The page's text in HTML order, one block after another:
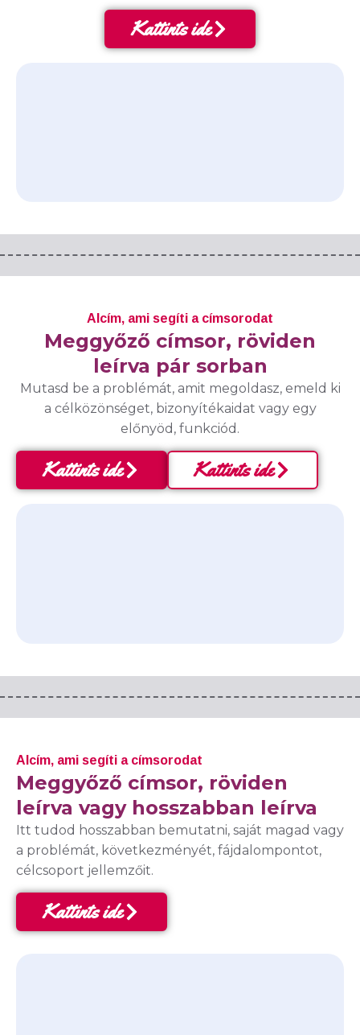
Kattints ide
Alcím, ami segíti a címsorodat
Meggyőző címsor, röviden
leírva pár sorban
Mutasd be a problémát, amit megoldasz, emeld ki
a célközönséget, bizonyítékaidat vagy egy
előnyöd, funkciód.
Kattints ide Kattints ide
Alcím, ami segíti a címsorodat
Meggyőző címsor, röviden
leírva vagy hosszabban leírva
Itt tudod hosszabban bemutatni, saját magad vagy
a problémát, következményét, fájdalompontot,
célcsoport jellemzőit.
Kattints ide